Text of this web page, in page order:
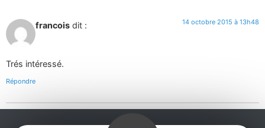
francois dit : 14 octobre 2015 à 13h48
Trés intéressé.
Répondre